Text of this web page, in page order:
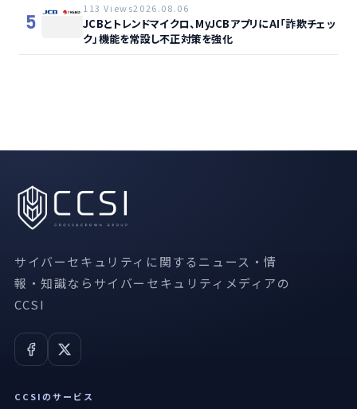
5
113 Views2026.08.06
JCBとトレンドマイクロ、MyJCBアプリにAI「詐欺チェッ
ク」機能を常設し不正対策を強化
サイバーセキュリティに関するニュース・情
報・知識ならサイバーセキュリティメディアの
CCSI
CCSIのサービス